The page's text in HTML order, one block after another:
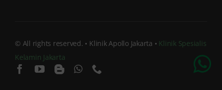
© All rights reserved. • Klinik Apollo Jakarta • Klinik Spesialis
Kelamin Jakarta